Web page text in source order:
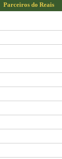
Parceiros do Reais